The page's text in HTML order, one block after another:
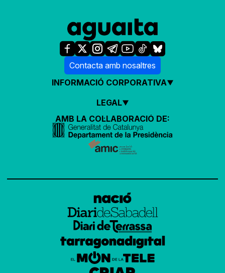
Contacta amb nosaltres
INFORMACIÓ CORPORATIVA
LEGAL
AMB LA COL·LABORACIÓ DE: